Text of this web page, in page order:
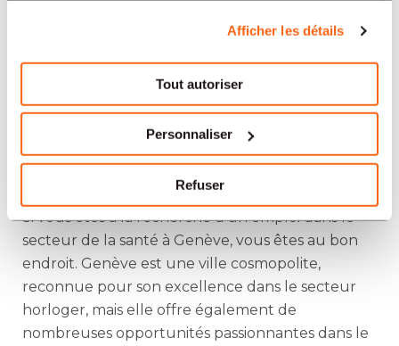
Afficher les détails
Tout autoriser
Personnaliser
Refuser
Trouvez un Emploi dans le
Secteur de la Santé à
Genève
Si vous êtes à la recherche d’un emploi dans le
secteur de la santé à Genève, vous êtes au bon
endroit. Genève est une ville cosmopolite,
reconnue pour son excellence dans le secteur
horloger, mais elle offre également de
nombreuses opportunités passionnantes dans le